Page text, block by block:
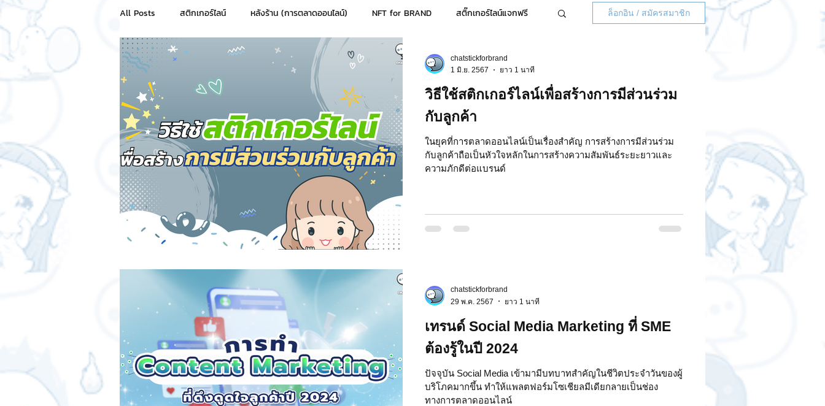
All Posts สติกเกอร์ไลน์ หลังร้าน (การตลาดออนไลน์) NFT for BRAND สติ๊กเกอร์ไลน์แจกฟรี
สติกเกอร์แชทสติ๊ค ChatStick Market Motion Graphic ความรู้ธุรกิจ
SME และ แฟรนไชส์ การเงินการลงทุน ภาวะผู้นำและการบริหาร LINE application
การออกแบบและดีไซน์ เทคนิคสาระ IT NFT และ Cryptocurrency รีวิวเกมส์จาก ChatStick
ChatStick NFT Collection Chat Bot เวบไซต์ รวมบริการ
ล็อกอิน / สมัครสมาชิก
วิธีใช้สติกเกอร์ไลน์เพื่อสร้างการมีส่วนร่วม
กับลูกค้า
ในยุคที่การตลาดออนไลน์เป็นเรื่องสำคัญ การสร้างการมีส่วนร่วม
กับลูกค้าถือเป็นหัวใจหลักในการสร้างความสัมพันธ์ระยะยาวและ
ความภักดีต่อแบรนด์
chatstickforbrand
1 มิ.ย. 2567
ยาว 1 นาที
เทรนด์ Social Media Marketing ที่ SME
ต้องรู้ในปี 2024
ปัจจุบัน Social Media เข้ามามีบทบาทสำคัญในชีวิตประจำวันของผู้
บริโภคมากขึ้น ทำให้แพลตฟอร์มโซเชียลมีเดียกลายเป็นช่อง
ทางการตลาดออนไลน์
chatstickforbrand
29 พ.ค. 2567
ยาว 1 นาที